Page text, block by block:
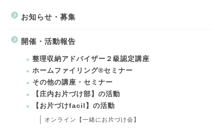
お知らせ・募集
開催・活動報告
整理収納アドバイザー２級認定講座
ホームファイリング®セミナー
その他の講座・セミナー
【庄内お片づけ部】の活動
【お片づけfacil】の活動
オンライン【一緒にお片づけ会】